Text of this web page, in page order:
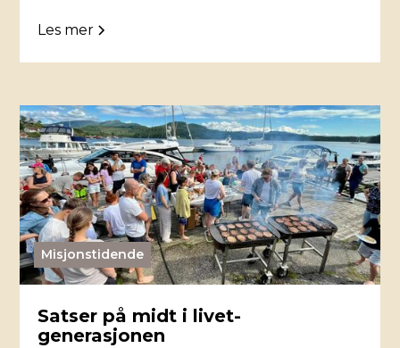
Les mer
Misjonstidende
Satser på midt i livet-
generasjonen